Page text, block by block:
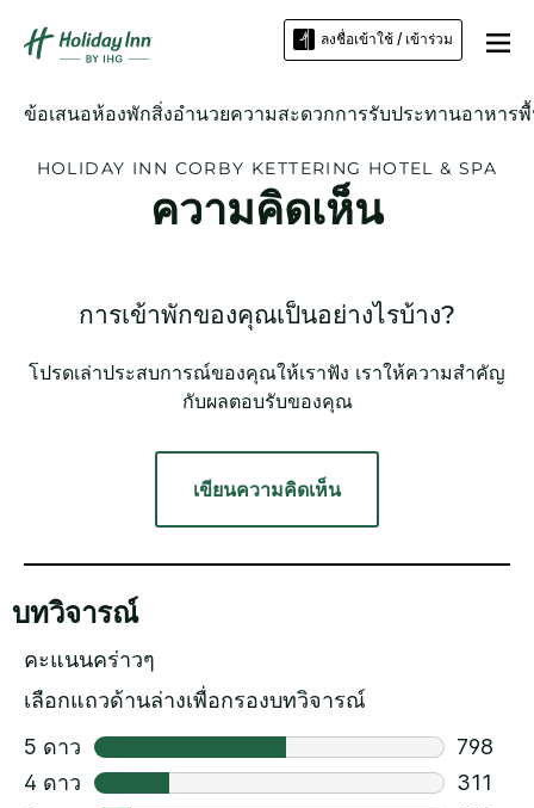
ลงชื่อเข้าใช้ / เข้าร่วม
ข้อเสนอห้องพักสิ่งอำนวยความสะดวกการรับประทานอาหาร
HOLIDAY INN CORBY KETTERING HOTEL & SPA
ความคิดเห็น
การเข้าพักของคุณเป็นอย่างไรบ้าง?
โปรดเล่าประสบการณ์ของคุณให้เราฟัง เราให้ความสำคัญ
กับผลตอบรับของคุณ
เขียนความคิดเห็น